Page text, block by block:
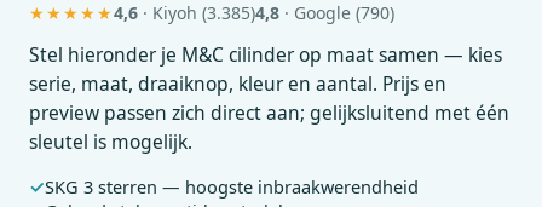
★★★★★4,6 · Kiyoh (3.385)4,8 · Google (790)
Stel hieronder je M&C cilinder op maat samen — kies
serie, maat, draaiknop, kleur en aantal. Prijs en
preview passen zich direct aan; gelijksluitend met één
sleutel is mogelijk.
SKG 3 sterren — hoogste inbraakwerendheid